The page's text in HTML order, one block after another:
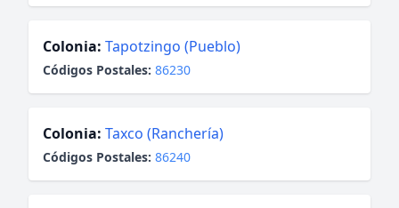
Colonia: Tapotzingo (Pueblo)
Códigos Postales: 86230
Colonia: Taxco (Ranchería)
Códigos Postales: 86240